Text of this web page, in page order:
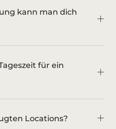
kann man dich
für ein
Locations?